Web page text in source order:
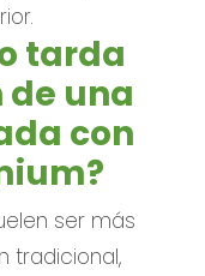
tarda
una
con
ser más
tradicional,